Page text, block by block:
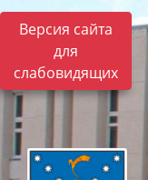
Версия сайта
для
слабовидящих